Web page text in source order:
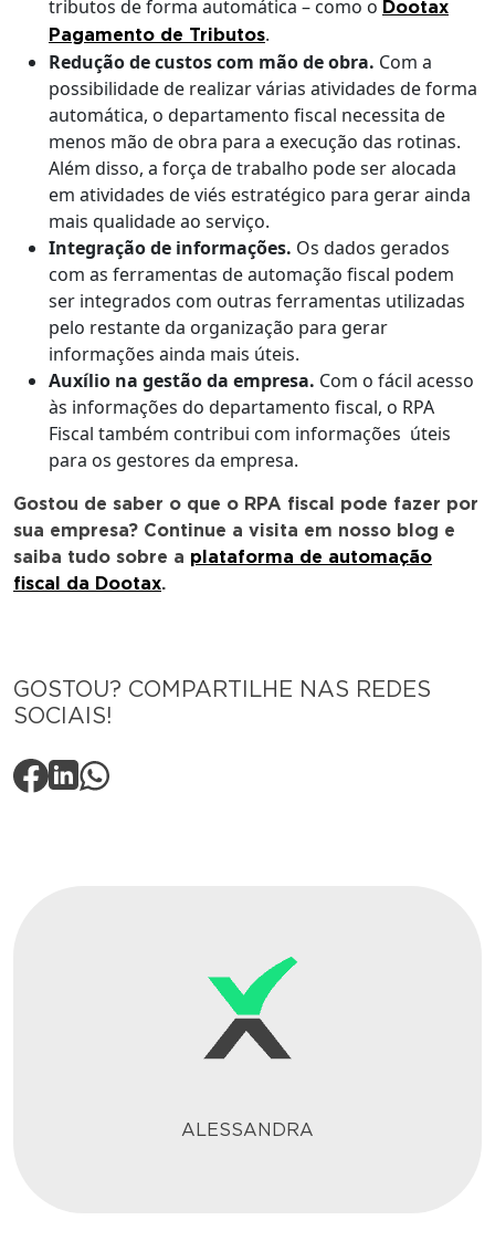
tributos de forma automática – como o Dootax
Pagamento de Tributos.
Redução de custos com mão de obra. Com a
possibilidade de realizar várias atividades de forma
automática, o departamento fiscal necessita de
menos mão de obra para a execução das rotinas.
Além disso, a força de trabalho pode ser alocada
em atividades de viés estratégico para gerar ainda
mais qualidade ao serviço.
Integração de informações. Os dados gerados
com as ferramentas de automação fiscal podem
ser integrados com outras ferramentas utilizadas
pelo restante da organização para gerar
informações ainda mais úteis.
Auxílio na gestão da empresa. Com o fácil acesso
às informações do departamento fiscal, o RPA
Fiscal também contribui com informações úteis
para os gestores da empresa.
Gostou de saber o que o RPA fiscal pode fazer por
sua empresa? Continue a visita em nosso blog e
saiba tudo sobre a plataforma de automação
fiscal da Dootax.
GOSTOU? COMPARTILHE NAS REDES
SOCIAIS!
ALESSANDRA